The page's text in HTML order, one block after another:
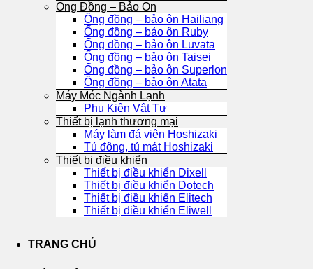
Ống Đồng – Bảo Ôn
Ống đồng – bảo ôn Hailiang
Ống đồng – bảo ôn Ruby
Ống đồng – bảo ôn Luvata
Ống đồng – bảo ôn Taisei
Ống đồng – bảo ôn Superlon
Ống đồng – bảo ôn Atata
Máy Móc Ngành Lạnh
Phụ Kiện Vật Tư
Thiết bị lạnh thương mại
Máy làm đá viên Hoshizaki
Tủ đông, tủ mát Hoshizaki
Thiết bị điều khiển
Thiết bị điều khiển Dixell
Thiết bị điều khiển Dotech
Thiết bị điều khiển Elitech
Thiết bị điều khiển Eliwell
TRANG CHỦ